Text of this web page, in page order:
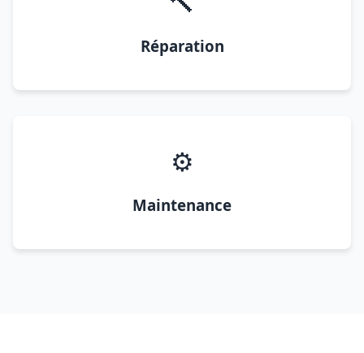
Réparation
⚙️
Maintenance